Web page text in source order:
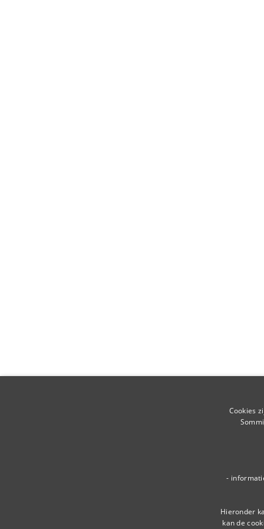
Cookies
-
Hieronder
kan de